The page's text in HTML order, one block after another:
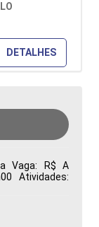
DETALHES
Vaga: R$ A
Atividades:
na análise de
cotações,